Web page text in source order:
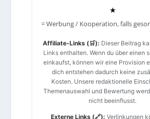
★
= Werbung / Kooperation, falls
Affiliate-Links (🛒): Dieser Beitrag
Links enthalten. Wenn du über einen
einkaufst, können wir eine Provision
dich entstehen dadurch keine
Kosten. Unsere redaktionelle
Themenauswahl und Bewertung
nicht beeinflusst.
Externe Links (🔗): Verlinkungen